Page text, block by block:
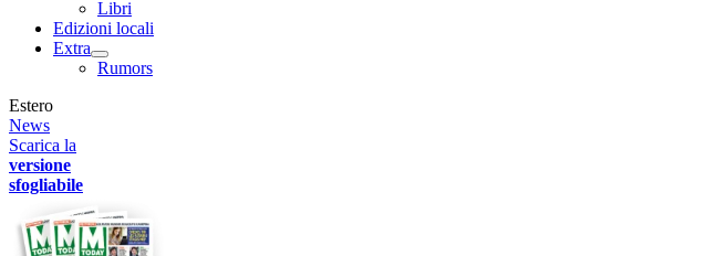
Libri
Edizioni locali
Extra
Rumors
Estero
News
Scarica la
versione
sfogliabile